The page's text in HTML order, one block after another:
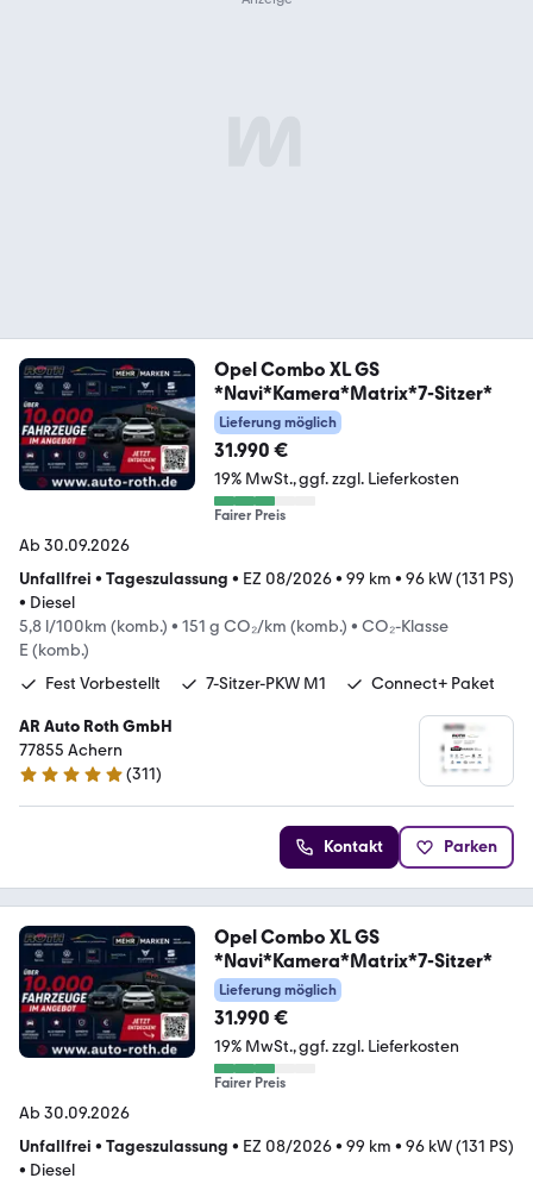
Opel Combo XL GS
*Navi*Kamera*Matrix*7-Sitzer*
Lieferung möglich
31.990 €
19% MwSt. ggf. zzgl. Lieferkosten
Fairer Preis
Ab 30.09.2026
Unfallfrei • Tageszulassung • EZ 08/2026• 99 km • 96 kW (131 PS)
• Diesel
5,8 l/100km (komb.) • 151 g CO₂/km (komb.) • CO₂-Klasse
E (komb.)
Fest Vorbestellt
7-Sitzer-PKW M1 Connect+ Paket
AR Auto Roth GmbH
77855 Achern
4.9 Sterne
(311)
Kontakt Parken
Opel Combo XL GS
*Navi*Kamera*Matrix*7-Sitzer*
Lieferung möglich
31.990 €
19% MwSt. ggf. zzgl. Lieferkosten
Fairer Preis
Ab 30.09.2026
Unfallfrei • Tageszulassung • EZ 08/2026• 99 km • 96 kW (131 PS)
• Diesel